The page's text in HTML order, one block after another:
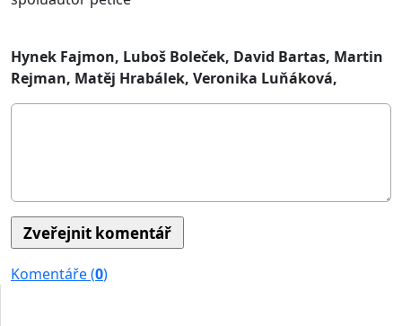
Hynek Fajmon, Luboš Boleček, David Bartas, Martin
Rejman, Matěj Hrabálek, Veronika Luňáková,
Komentáře (0)